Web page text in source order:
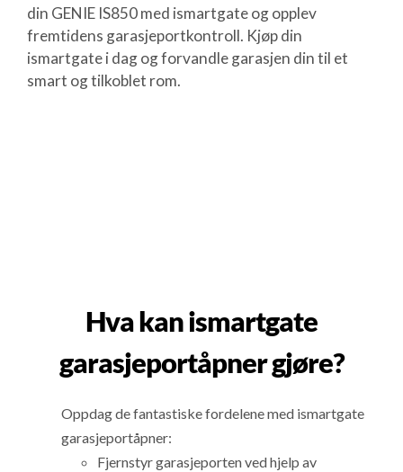
din GENIE IS850 med ismartgate og opplev
fremtidens garasjeportkontroll. Kjøp din
ismartgate i dag og forvandle garasjen din til et
smart og tilkoblet rom.
Hva kan ismartgate
garasjeportåpner gjøre?
Oppdag de fantastiske fordelene med ismartgate
garasjeportåpner:
Fjernstyr garasjeporten ved hjelp av